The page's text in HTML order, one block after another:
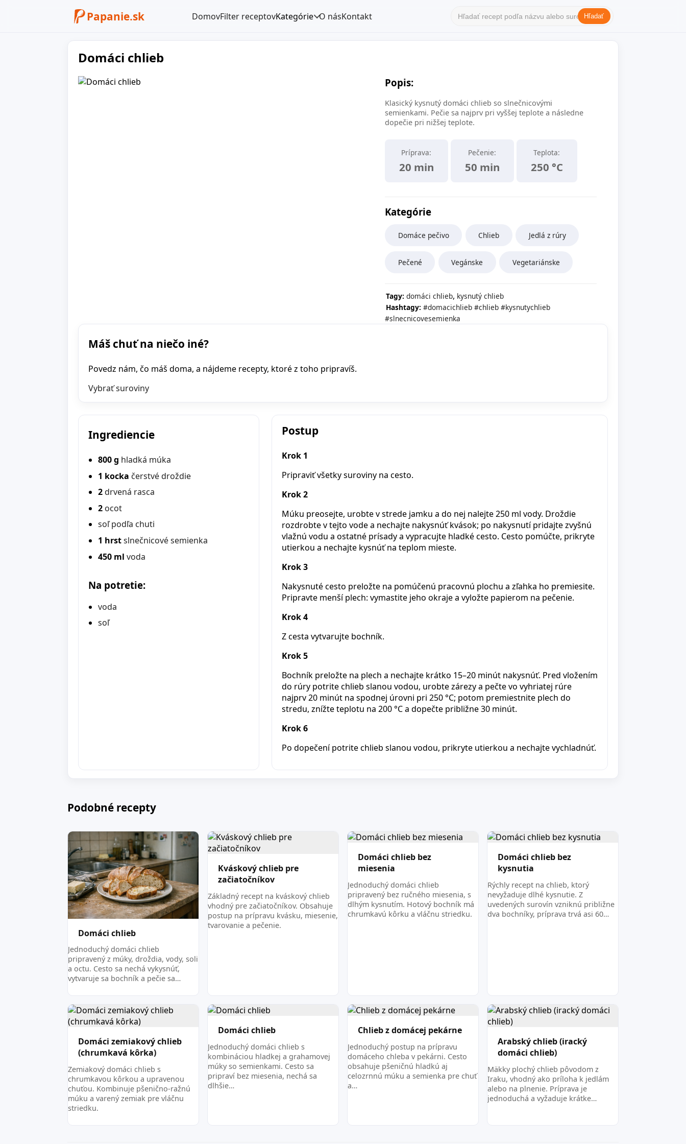
Papanie.sk DomovFilter receptovKategórie O násKontakt Hľadať
Domáci chlieb
Popis:
Klasický kysnutý domáci chlieb so slnečnicovými
semienkami. Pečie sa najprv pri vyššej teplote a následne
dopečie pri nižšej teplote.
Príprava:
20 min
Pečenie:
50 min
Teplota:
250 °C
Kategórie
Domáce pečivo Chlieb Jedlá z rúry
Pečené Vegánske Vegetariánske
Tagy: domáci chlieb, kysnutý chlieb
Hashtagy: #domacichlieb #chlieb #kysnutychlieb
#slnecnicovesemienka
Máš chuť na niečo iné?
Povedz nám, čo máš doma, a nájdeme recepty, ktoré z toho pripravíš.
Vybrať suroviny
Ingrediencie
800 g hladká múka
1 kocka čerstvé droždie
2drvená rasca
2 ocot
soľ podľa chuti
1 hrstslnečnicové semienka
450 ml voda
Na potretie:
voda
soľ
Postup
Krok 1
Pripraviť všetky suroviny na cesto.
Krok 2
Múku preosejte, urobte v strede jamku a do nej nalejte 250 ml vody. Droždie
rozdrobte v tejto vode a nechajte nakysnúť kvások; po nakysnutí pridajte zvyšnú
vlažnú vodu a ostatné prísady a vypracujte hladké cesto. Cesto pomúčte, prikryte
utierkou a nechajte kysnúť na teplom mieste.
Krok 3
Nakysnuté cesto preložte na pomúčenú pracovnú plochu a zľahka ho premiesite.
Pripravte menší plech: vymastite jeho okraje a vyložte papierom na pečenie.
Krok 4
Z cesta vytvarujte bochník.
Krok 5
Bochník preložte na plech a nechajte krátko 15–20 minút nakysnúť. Pred vložením
do rúry potrite chlieb slanou vodou, urobte zárezy a pečte vo vyhriatej rúre
najprv 20 minút na spodnej úrovni pri 250 °C; potom premiestnite plech do
stredu, znížte teplotu na 200 °C a dopečte približne 30 minút.
Krok 6
Po dopečení potrite chlieb slanou vodou, prikryte utierkou a nechajte vychladnúť.
Podobné recepty
Domáci chlieb
Jednoduchý domáci chlieb
pripravený z múky, droždia, vody, soli
a octu. Cesto sa nechá vykysnúť,
vytvaruje sa bochník a pečie sa…
Kváskový chlieb pre
začiatočníkov
Základný recept na kváskový chlieb
vhodný pre začiatočníkov. Obsahuje
postup na prípravu kvásku, miesenie,
tvarovanie a pečenie.
Domáci chlieb bez
miesenia
Jednoduchý domáci chlieb
pripravený bez ručného miesenia, s
dlhým kysnutím. Hotový bochník má
chrumkavú kôrku a vláčnu striedku.
Domáci chlieb bez
kysnutia
Rýchly recept na chlieb, ktorý
nevyžaduje dlhé kysnutie. Z
uvedených surovín vzniknú približne
dva bochníky, príprava trvá asi 60…
Domáci zemiakový chlieb
(chrumkavá kôrka)
Zemiakový domáci chlieb s
chrumkavou kôrkou a upravenou
chuťou. Kombinuje pšenično-ražnú
múku a varený zemiak pre vláčnu
striedku.
Domáci chlieb
Jednoduchý domáci chlieb s
kombináciou hladkej a grahamovej
múky so semienkami. Cesto sa
pripraví bez miesenia, nechá sa
dlhšie…
Chlieb z domácej pekárne
Jednoduchý postup na prípravu
domáceho chleba v pekárni. Cesto
obsahuje pšeničnú hladkú aj
celozrnnú múku a semienka pre chuť
a…
Arabský chlieb (iracký
domáci chlieb)
Mäkky plochý chlieb pôvodom z
Iraku, vhodný ako príloha k jedlám
alebo na plnenie. Príprava je
jednoduchá a vyžaduje krátke…